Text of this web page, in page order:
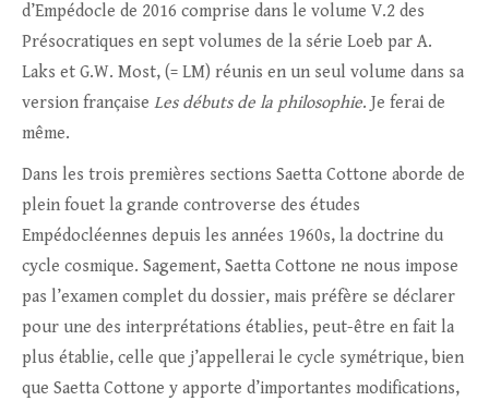
d’Empédocle de 2016 comprise dans le volume V.2 des
Présocratiques en sept volumes de la série Loeb par A.
Laks et G.W. Most, (= LM) réunis en un seul volume dans sa
version française Les débuts de la philosophie. Je ferai de
même.
Dans les trois premières sections Saetta Cottone aborde de
plein fouet la grande controverse des études
Empédocléennes depuis les années 1960s, la doctrine du
cycle cosmique. Sagement, Saetta Cottone ne nous impose
pas l’examen complet du dossier, mais préfère se déclarer
pour une des interprétations établies, peut-être en fait la
plus établie, celle que j’appellerai le cycle symétrique, bien
que Saetta Cottone y apporte d’importantes modifications,